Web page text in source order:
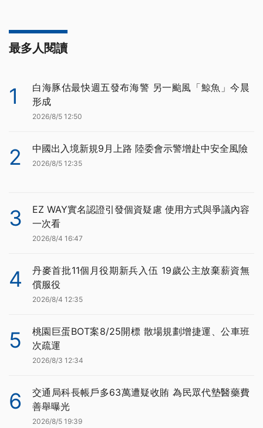
最多人閱讀
1
白海豚估最快週五發布海警 另一颱風「鯨魚」今晨
形成
2026/8/5 12:50
2 中國出入境新規9月上路 陸委會示警增赴中安全風險
2026/8/5 12:35
3
EZ WAY實名認證引發個資疑慮 使用方式與爭議內容
一次看
2026/8/4 16:47
4
丹麥首批11個月役期新兵入伍 19歲公主放棄薪資無
償服役
2026/8/4 12:35
5
桃園巨蛋BOT案8/25開標 散場規劃增捷運、公車班
次疏運
2026/8/3 12:34
6
交通局科長帳戶多63萬遭疑收賄 為民眾代墊醫藥費
善舉曝光
2026/8/5 19:39